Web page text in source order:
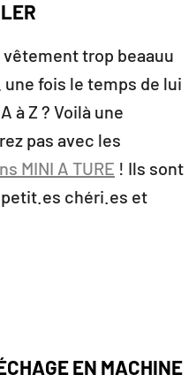
trop beaauu
fois le temps de lui
à Z ? Voilà une
pas avec les
MINI A TURE ! Ils sont
chéri.es et
EN MACHINE